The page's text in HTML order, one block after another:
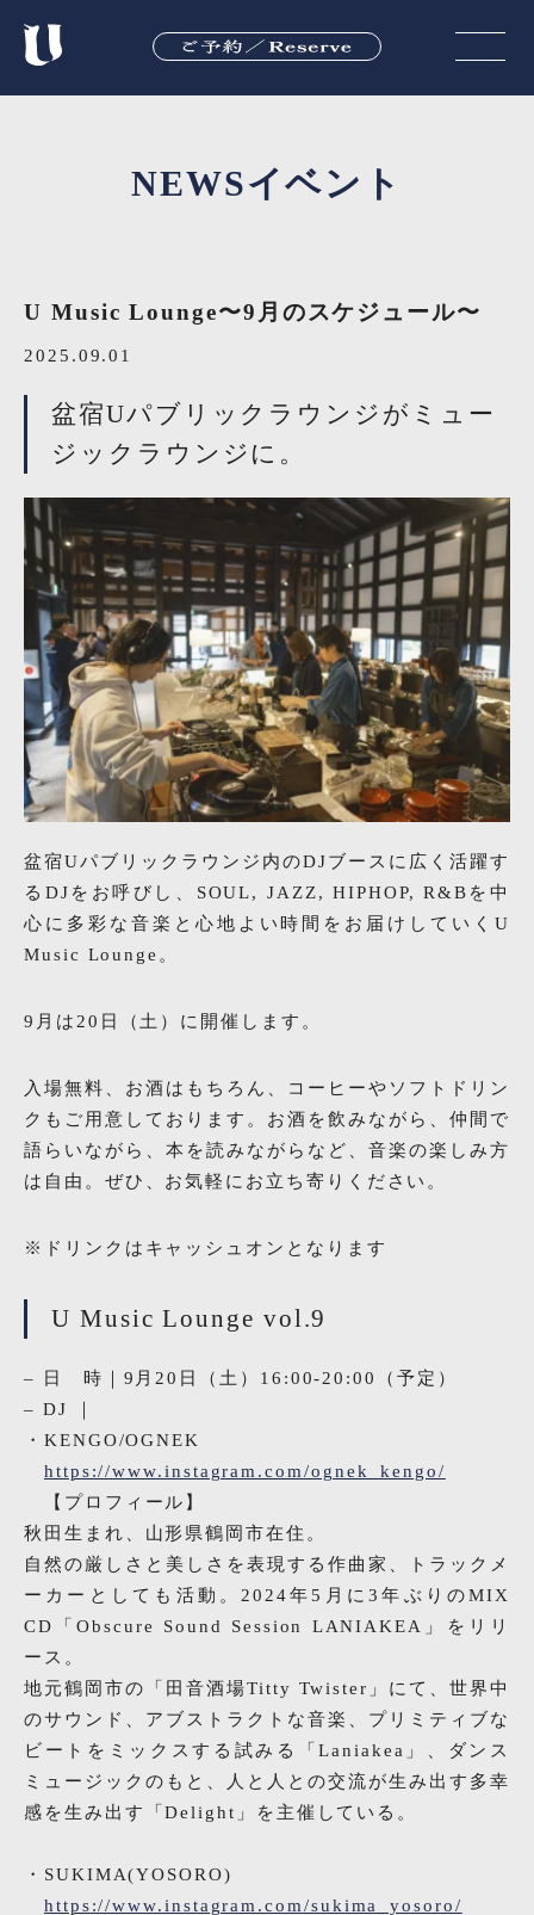
NEWSイベント
U Music Lounge〜9月のスケジュール〜
2025.09.01
盆宿Uパブリックラウンジがミュー
ジックラウンジに。
盆宿Uパブリックラウンジ内のDJブースに広く活躍す
るDJをお呼びし、SOUL, JAZZ, HIPHOP, R&Bを中
心に多彩な音楽と心地よい時間をお届けしていくU
Music Lounge。
9月は20日（土）に開催します。
入場無料、お酒はもちろん、コーヒーやソフトドリン
クもご用意しております。お酒を飲みながら、仲間で
語らいながら、本を読みながらなど、音楽の楽しみ方
は自由。ぜひ、お気軽にお立ち寄りください。
※ドリンクはキャッシュオンとなります
U Music Lounge vol.9
– 日 時｜9月20日（土）16:00-20:00（予定）
– DJ ｜
・KENGO/OGNEK
https://www.instagram.com/ognek_kengo/
【プロフィール】
秋田生まれ、山形県鶴岡市在住。
自然の厳しさと美しさを表現する作曲家、トラックメ
ーカーとしても活動。2024年5月に3年ぶりのMIX
CD「Obscure Sound Session LANIAKEA」をリリ
ース。
地元鶴岡市の「田音酒場Titty Twister」にて、世界中
のサウンド、アブストラクトな音楽、プリミティブな
ビートをミックスする試みる「Laniakea」、ダンス
ミュージックのもと、人と人との交流が生み出す多幸
感を生み出す「Delight」を主催している。
・SUKIMA(YOSORO)
https://www.instagram.com/sukima_yosoro/